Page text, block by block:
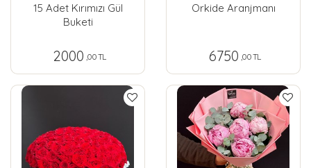
15 Adet Kırımızı Gül
Buketi
2000 ,00 TL
Orkide Aranjmanı
6750 ,00 TL